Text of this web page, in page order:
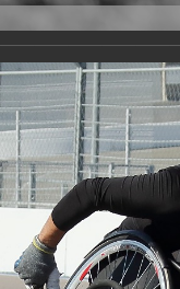
Версия для
Новости
Half